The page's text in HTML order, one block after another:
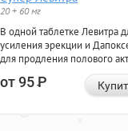
20 + 60 мг
В одной таблетке Левитра
усиления эрекции и
для продления полового
от 95Р